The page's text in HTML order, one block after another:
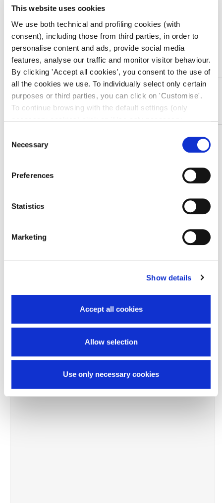
This website uses cookies
We use both technical and profiling cookies (with
consent), including those from third parties, in order to
personalise content and ads, provide social media
features, analyse our traffic and monitor visitor behaviour.
By clicking 'Accept all cookies', you consent to the use of
all the cookies we use. To individually select only certain
purposes or third parties, you can click on 'Customise'.
To continue browsing with the default settings (only
Policy. The cookie settings can be updated at any time
Selection
Necessary
Preferences
Statistics
Marketing
Show details
Accept all cookies
Allow selection
Use only necessary cookies
Aggiungi al carrello
DESCRIZIONE
Pinza reggiteli in acciaio inox Allis – 19 cm – 5×6 denti
TI SERVONO INFORMAZIONI SU QUESTO
PRODOTTO?
Prodotti correlati